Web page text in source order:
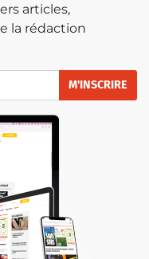
articles,
la rédaction
M'INSCRIRE